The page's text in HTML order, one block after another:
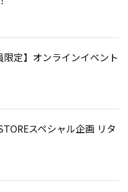
限定】オンラインイベント
スペシャル企画 リタ